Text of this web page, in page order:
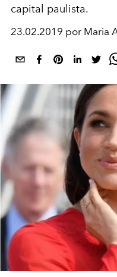
capital paulista.
23.02.2019 por Maria